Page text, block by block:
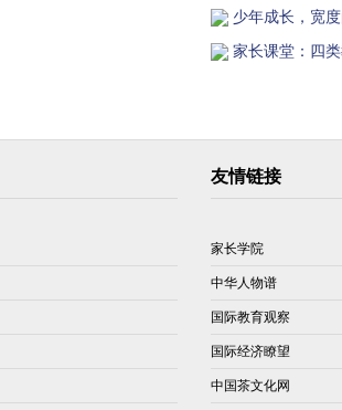
少年成长，宽
家长课堂：四
友情链接
家长学院
中华人物谱
国际教育观察
国际经济瞭望
中国茶文化网